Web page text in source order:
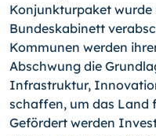
Konjunkturpaket wurde
Bundeskabinett
Kommunen werden
Abschwung die
Infrastruktur,
schaffen, um das Land
Gefördert werden